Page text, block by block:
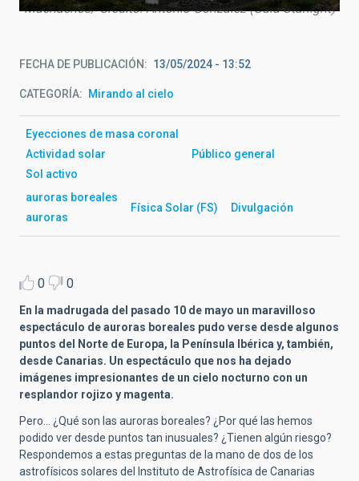
Muchachos/ Crédito: Antonio González (Guía Starlight)
FECHA DE PUBLICACIÓN 13/05/2024 - 13:52
CATEGORÍA Mirando al cielo
Eyecciones de masa coronal
Actividad solar
Sol activo
Público general
auroras boreales
auroras
Física Solar (FS) Divulgación
0 0
En la madrugada del pasado 10 de mayo un maravilloso
espectáculo de auroras boreales pudo verse desde algunos
puntos del Norte de Europa, la Península Ibérica y, también,
desde Canarias. Un espectáculo que nos ha dejado
imágenes impresionantes de un cielo nocturno con un
resplandor rojizo y magenta.
Pero… ¿Qué son las auroras boreales? ¿Por qué las hemos
podido ver desde puntos tan inusuales? ¿Tienen algún riesgo?
Respondemos a estas preguntas de la mano de dos de los
astrofísicos solares del Instituto de Astrofísica de Canarias